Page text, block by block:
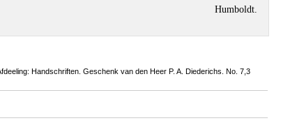
Humboldt.
Handschriften. Geschenk van den Heer P. A. Diederichs. No. 7,3